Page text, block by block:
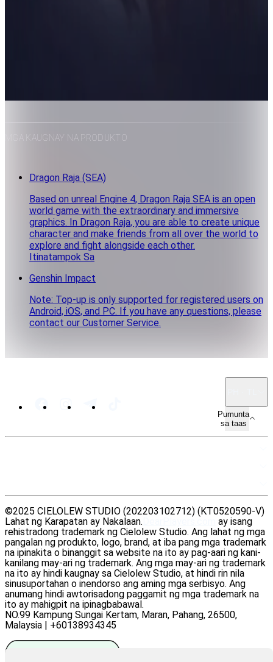
MGA KAUGNAY NA PRODUKTO
Dragon Raja (SEA)
Based on unreal Engine 4, Dragon Raja SEA is an open
world game with the extraordinary and immersive
graphics. In Dragon Raja, you are able to create unique
character and make friends from all over the world to
explore and fight alongside each other.
Itinatampok Sa
Genshin Impact
Note: Top-up is only supported for registered users on
Android, iOS, and PC. If you have any questions, please
contact our Customer Service.
Pumunta
sa taas
©2025 CIELOLEW STUDIO (202203102712) (KT0520590-V)
Lahat ng Karapatan ay Nakalaan.
ay isang
rehistradong trademark ng Cielolew Studio. Ang lahat ng mga
pangalan ng produkto, logo, brand, at iba pang mga trademark
na ipinakita o binanggit sa website na ito ay pag-aari ng kani-
kanilang may-ari ng trademark. Ang mga may-ari ng trademark
na ito ay hindi kaugnay sa Cielolew Studio, at hindi rin nila
sinusuportahan o inendorso ang aming mga serbisyo. Ang
anumang hindi awtorisadong paggamit ng mga trademark na
ito ay mahigpit na ipinagbabawal.
NO.99 Kampung Sungai Kertam, Maran, Pahang, 26500,
Malaysia | +60138934345